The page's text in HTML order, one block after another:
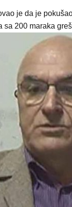
je da je
sa 200 maraka